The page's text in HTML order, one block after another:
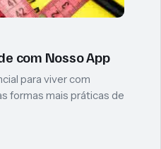
com Nosso App
para viver com
formas mais práticas de